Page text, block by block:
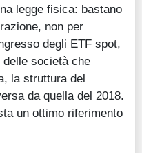
legge fisica: bastano
non per
degli ETF spot,
società che
la struttura del
da quella del 2018.
un ottimo riferimento